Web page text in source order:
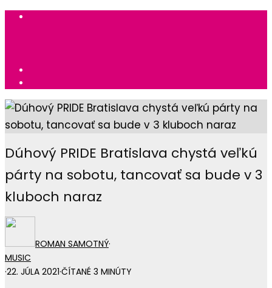
Dúhový PRIDE Bratislava chystá veľkú
párty na sobotu, tancovať sa bude v 3
kluboch naraz
ROMAN SAMOTNÝ·
MUSIC
·22. JÚLA 2021·ČÍTANÉ 3 MINÚTY